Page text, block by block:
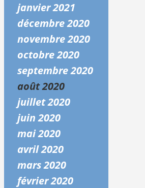
janvier 2021
décembre 2020
novembre 2020
octobre 2020
septembre 2020
août 2020
juillet 2020
juin 2020
mai 2020
avril 2020
mars 2020
février 2020